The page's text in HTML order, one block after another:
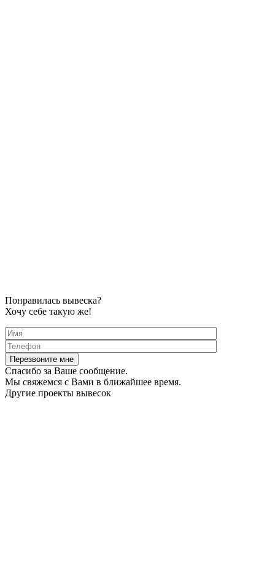
Понравилась вывеска?
Хочу себе такую же!
Спасибо за Ваше сообщение.
Мы свяжемся с Вами в ближайшее время.
Другие проекты вывесок